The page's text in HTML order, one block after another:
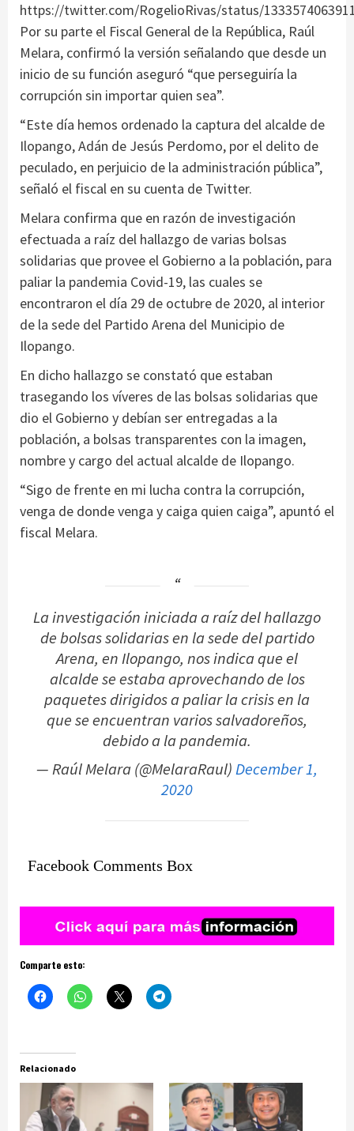
https://twitter.com/RogelioRivas/status/
Por su parte el Fiscal General de la República, Raúl
Melara, confirmó la versión señalando que desde un
inicio de su función aseguró “que perseguiría la
corrupción sin importar quien sea”.
“Este día hemos ordenado la captura del alcalde de
Ilopango, Adán de Jesús Perdomo, por el delito de
peculado, en perjuicio de la administración pública”,
señaló el fiscal en su cuenta de Twitter.
Melara confirma que en razón de investigación
efectuada a raíz del hallazgo de varias bolsas
solidarias que provee el Gobierno a la población, para
paliar la pandemia Covid-19, las cuales se
encontraron el día 29 de octubre de 2020, al interior
de la sede del Partido Arena del Municipio de
Ilopango.
En dicho hallazgo se constató que estaban
trasegando los víveres de las bolsas solidarias que
dio el Gobierno y debían ser entregadas a la
población, a bolsas transparentes con la imagen,
nombre y cargo del actual alcalde de Ilopango.
“Sigo de frente en mi lucha contra la corrupción,
venga de donde venga y caiga quien caiga”, apuntó el
fiscal Melara.
La investigación iniciada a raíz del hallazgo
de bolsas solidarias en la sede del partido
Arena, en Ilopango, nos indica que el
alcalde se estaba aprovechando de los
paquetes dirigidos a paliar la crisis en la
que se encuentran varios salvadoreños,
debido a la pandemia.
— Raúl Melara (@MelaraRaul)December 1,
2020
Facebook Comments Box
Comparte esto:
Relacionado